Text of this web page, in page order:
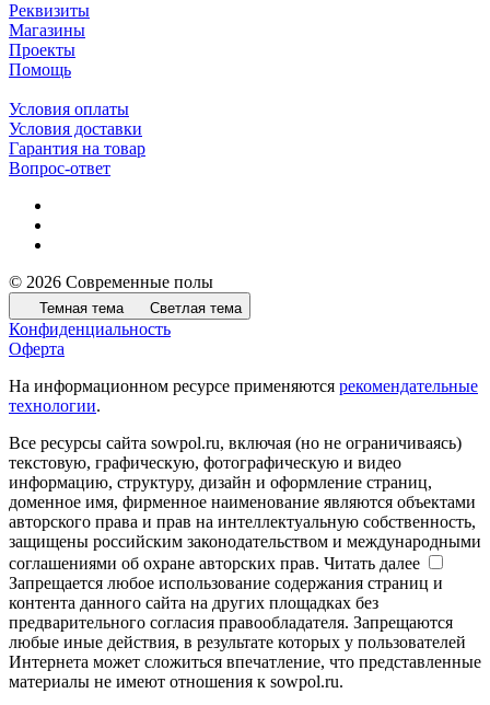
Реквизиты
Магазины
Проекты
Помощь
Условия оплаты
Условия доставки
Гарантия на товар
Вопрос-ответ
© 2026 Современные полы
Темная тема Светлая тема
Конфиденциальность
Оферта
На информационном ресурсе применяются рекомендательные
технологии.
Все ресурсы сайта sowpol.ru, включая (но не ограничиваясь)
текстовую, графическую, фотографическую и видео
информацию, структуру, дизайн и оформление страниц,
доменное имя, фирменное наименование являются объектами
авторского права и прав на интеллектуальную собственность,
защищены российским законодательством и международными
соглашениями об охране авторских прав. Читать далее
Запрещается любое использование содержания страниц и
контента данного сайта на других площадках без
предварительного согласия правообладателя. Запрещаются
любые иные действия, в результате которых у пользователей
Интернета может сложиться впечатление, что представленные
материалы не имеют отношения к sowpol.ru.